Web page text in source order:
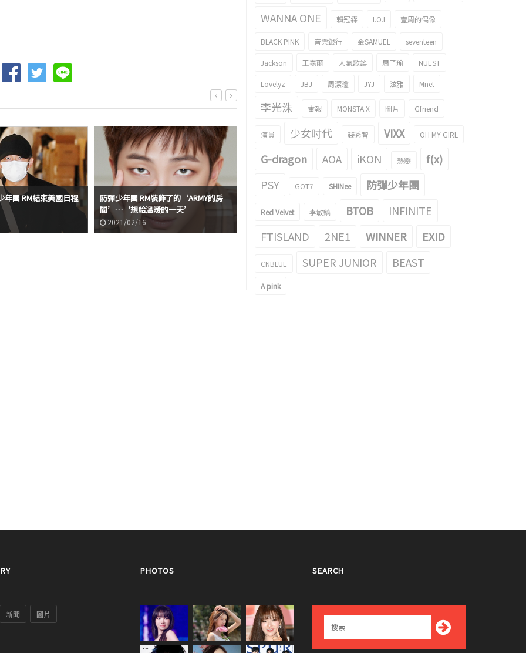
年團 RM結束美國日程
防彈少年團 RM裝飾了的‘ARMY的房
間’…‘想給溫暖的一天’
2021/02/16
防彈少年團 RM，V直播直接進行
服！防彈少年團 RM的gif成為了話題
WANNA ONE 賴冠霖 I.O.I 壹周的偶像
BLACK PINK 音樂銀行 金SAMUEL seventeen
Jackson 王嘉爾 人氣歌謠 周子瑜 NUEST
Lovelyz JBJ 周潔瓊 JYJ 泫雅 Mnet
李光洙 畫報 MONSTA X 圖片 Gfriend
演員 少女时代 裴秀智 VIXX OH MY GIRL
G-dragon AOA iKON 熱戀
f(x)
PSY
GOT7 SHINee 防彈少年團
Red Velvet 李敏鎬 BTOB
INFINITE
FTISLAND
2NE1 WINNER EXID
CNBLUE SUPER JUNIOR BEAST
A pink
新聞 圖片
PHOTOS SEARCH